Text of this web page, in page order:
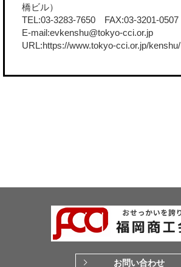
橋ビル）
TEL:03-3283-7650 FAX:03-3201-0507
E-mail:evkenshu@tokyo-cci.or.jp
URL:https://www.tokyo-cci.or.jp/kenshu/
お問い合わせ